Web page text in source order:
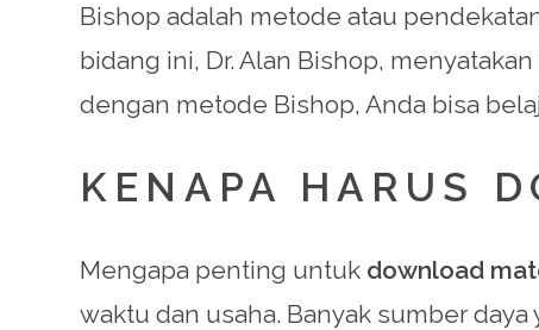
Bishop adalah metode atau
bidang ini, Dr. Alan Bishop,
dengan metode Bishop, Anda bisa
KENAPA HARUS
Mengapa penting untuk download
waktu dan usaha. Banyak sumber